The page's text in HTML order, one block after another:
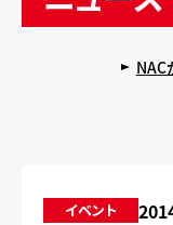
NAC
イベント